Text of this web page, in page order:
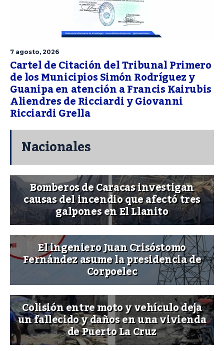
7 agosto, 2026
Cartel de Citación del Tribunal Primero
de los Municipios Simón Rodríguez y
Guanipa en atención a Francis Kairubis
Aliendres de Ricciardi y Giovanni
Ricciardi Grella
Nacionales
Bomberos de Caracas investigan
causas del incendio que afectó tres
galpones en El Llanito
El ingeniero Juan Crisóstomo
Fernández asume la presidencia de
Corpoelec
Colisión entre moto y vehículo deja
un fallecido y daños en una vivienda
de Puerto La Cruz